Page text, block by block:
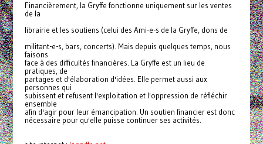
Financièrement, la Gryffe fonctionne uniquement sur les ventes
de la
librairie et les soutiens (celui des Ami-e-s de la Gryffe, dons de
militant-e-s, bars, concerts). Mais depuis quelques temps, nous
faisons
face à des difficultés financières. La Gryffe est un lieu de
pratiques, de
partages et d'élaboration d'idées. Elle permet aussi aux
personnes qui
subissent et refusent l'exploitation et l'oppression de réfléchir
ensemble
afin d'agir pour leur émancipation. Un soutien financier est donc
nécessaire pour qu'elle puisse continuer ses activités.